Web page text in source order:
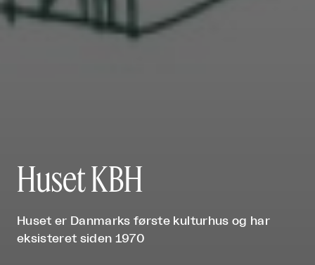
Huset KBH
Huset er Danmarks første kulturhus og har
eksisteret siden 1970